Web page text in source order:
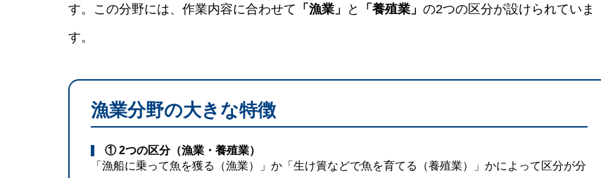
す。この分野には、作業内容に合わせて 「漁業」 と 「養殖業」 の2つの区分が設けられていま
す。
漁業分野の大きな特徴
① 2つの区分（漁業・養殖業）
「漁船に乗って魚を獲る（漁業）」か「生け簀などで魚を育てる（養殖業）」かによって区分が分